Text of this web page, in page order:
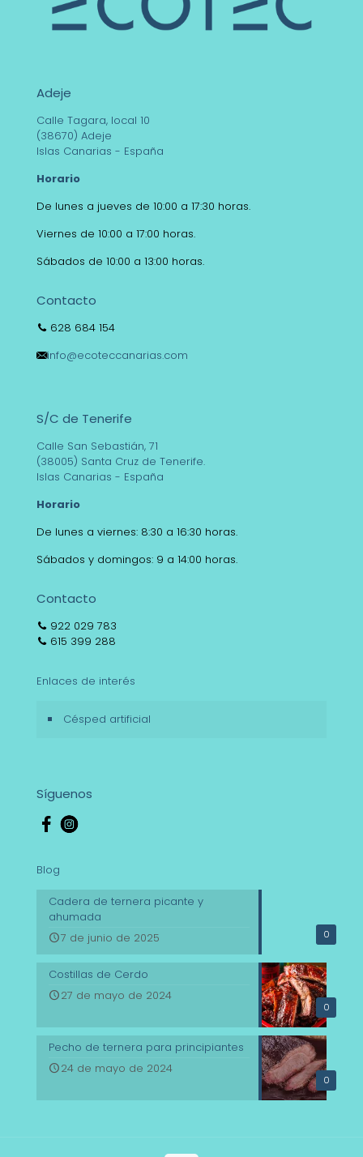
Adeje
Calle Tagara, local 10
(38670) Adeje
Islas Canarias - España
Horario
De lunes a jueves de 10:00 a 17:30 horas.
Viernes de 10:00 a 17:00 horas.
Sábados de 10:00 a 13:00 horas.
Contacto
628 684 154
info@ecoteccanarias.com
S/C de Tenerife
Calle San Sebastián, 71
(38005) Santa Cruz de Tenerife.
Islas Canarias - España
Horario
De lunes a viernes: 8:30 a 16:30 horas.
Sábados y domingos: 9 a 14:00 horas.
Contacto
922 029 783
615 399 288
Enlaces de interés
Césped artificial
Síguenos
Blog
0
Cadera de ternera picante y
ahumada
7 de junio de 2025
0
Costillas de Cerdo
27 de mayo de 2024
0
Pecho de ternera para principiantes
24 de mayo de 2024